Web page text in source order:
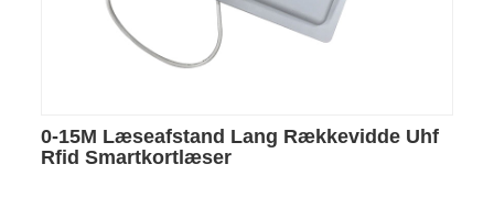
0-15M Læseafstand Lang Rækkevidde Uhf
Rfid Smartkortlæser